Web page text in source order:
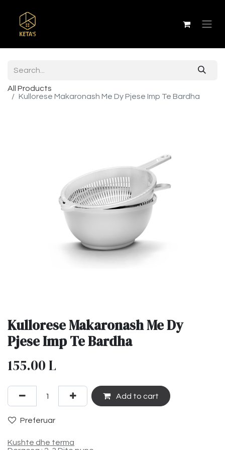
All Products
Kullorese Makaronash Me Dy Pjese Imp Te Bardha
Kullorese Makaronash Me Dy
Pjese Imp Te Bardha
155.00L
Add to cart
Preferuar
Kushte dhe terma